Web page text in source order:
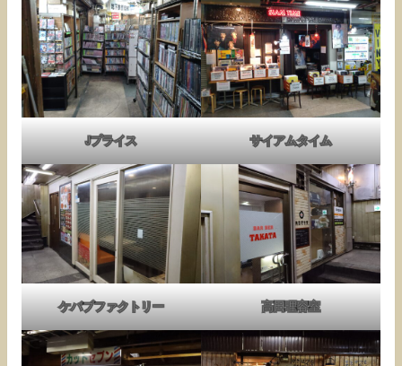
Jプライス サイアムタイム
ケバブファクトリー 高田理容室